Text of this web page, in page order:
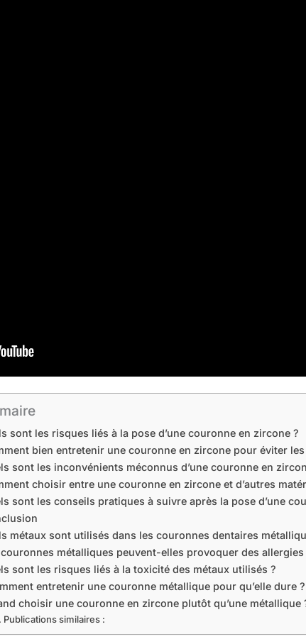
sont les risques liés à la pose d’une couronne en zircone ?
bien entretenir une couronne en zircone pour éviter
sont les inconvénients méconnus d’une couronne en
choisir entre une couronne en zircone et d’autres
sont les conseils pratiques à suivre après la pose d’une
métaux sont utilisés dans les couronnes dentaires
couronnes métalliques peuvent-elles provoquer des allergies
sont les risques liés à la toxicité des métaux utilisés ?
entretenir une couronne métallique pour qu’elle dure ?
choisir une couronne en zircone plutôt qu’une métallique
Publications similaires :